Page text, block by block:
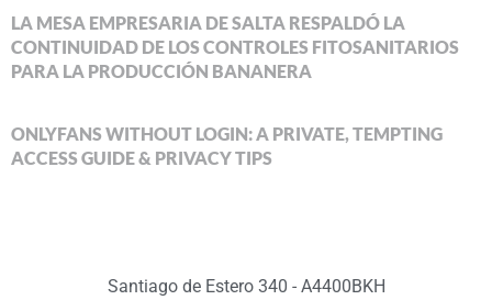
LA MESA EMPRESARIA DE SALTA RESPALDÓ LA
CONTINUIDAD DE LOS CONTROLES FITOSANITARIOS
PARA LA PRODUCCIÓN BANANERA
ONLYFANS WITHOUT LOGIN: A PRIVATE, TEMPTING
ACCESS GUIDE & PRIVACY TIPS
Santiago de Estero 340 - A4400BKH